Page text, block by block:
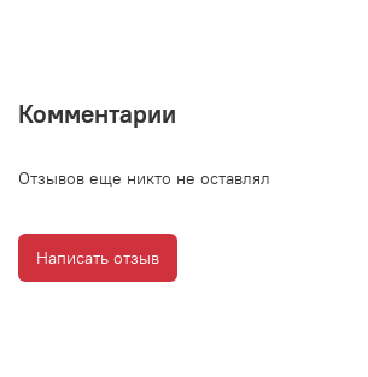
Комментарии
Отзывов еще никто не оставлял
Написать отзыв